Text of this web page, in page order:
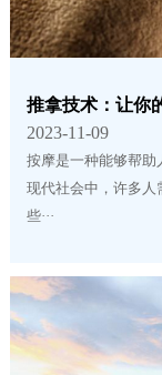
推拿技术：让你
2023-11-09
按摩是一种能够帮助
现代社会中，许多
些···